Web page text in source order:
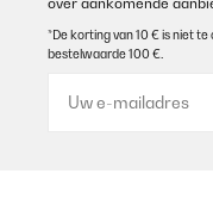
Optik super. Preis ist
offenen
solltet ihr ordentlich
anderen
*De korting van 10 € is niet
bestelwaarde 100 €.